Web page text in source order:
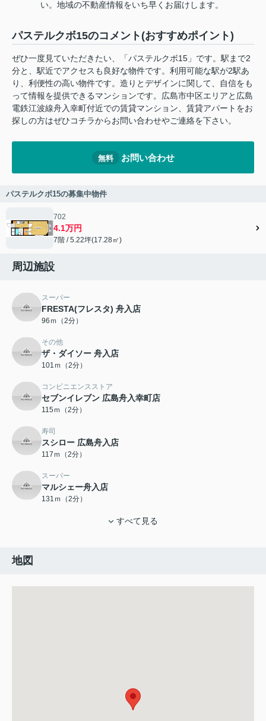
い。地域の不動産情報をいち早くお届けします。
パステルクボ15のコメント(おすすめポイント)
ぜひ一度見ていただきたい、「パステルクボ15」です。駅まで2
分と、駅近でアクセスも良好な物件です。利用可能な駅が2駅あ
り、利便性の高い物件です。造りとデザインに関して、自信をも
って情報を提供できるマンションです。広島市中区エリアと広島
電鉄江波線舟入幸町付近での賃貸マンション、賃貸アパートをお
探しの方はぜひコチラからお問い合わせやご連絡を下さい。
無料 お問い合わせ
パステルクボ15の募集中物件
702
4.1万円
7階 / 5.22坪(17.28㎡)
周辺施設
スーパー
FRESTA(フレスタ) 舟入店
96ｍ（2分）
その他
ザ・ダイソー 舟入店
101ｍ（2分）
コンビニエンスストア
セブンイレブン 広島舟入幸町店
115ｍ（2分）
寿司
スシロー 広島舟入店
117ｍ（2分）
スーパー
マルシェー舟入店
131ｍ（2分）
すべて見る
地図